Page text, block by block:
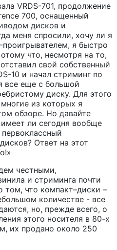
VRDS-701, продолжение
700, оснащенный
дисков и
меня спросили, хочу ли я
я быстро
что, несмотря на то,
свой собственный
10 и начал стриминг по
все еще с большой
диску. Для этого
из которых я
обзоре. Но давайте
ли сегодня вообще
Ответ на этот
честными,
и стриминга почти
том, что компакт–диски –
количестве - все
но, прежде всего, о
этого носителя в 80-х
их продано около 250